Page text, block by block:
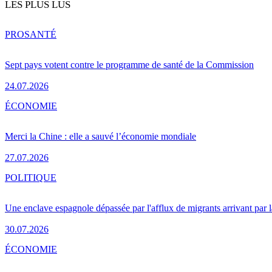
LES PLUS LUS
Sept pays votent contre le programme de santé de la Commission
24.07.2026
PROSANTÉ
Merci la Chine : elle a sauvé l’économie mondiale
27.07.2026
ÉCONOMIE
Une enclave espagnole dépassée par l'afflux de migrants arrivant par
30.07.2026
POLITIQUE
ÉCONOMIE